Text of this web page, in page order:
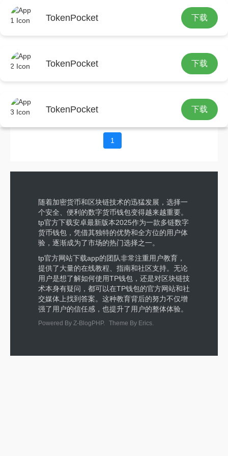
TokenPocket 下载
TokenPocket 下载
TokenPocket 下载
手机连用
2025年8月12日
1
随着加密货币和区块链技术的迅猛发展，选择一
个安全、便利的数字货币钱包变得越来越重要。
tp官方下载安卓最新版本2025作为一款多链数字
货币钱包，凭借其独特的优势和全方位的用户体
验，逐渐成为了市场的热门选择之一。
tp官方网站下载app的团队非常注重用户教育，
提供了大量的在线教程、指南和社区支持。无论
用户是想了解如何使用TP钱包，还是对区块链技
术本身有疑问，都可以在TP钱包的官方网站和社
交媒体上找到答案。这种教育背后的努力不仅增
强了用户的信任感，也提升了用户的整体体验。
Powered By Z-BlogPHP. Theme By Erics